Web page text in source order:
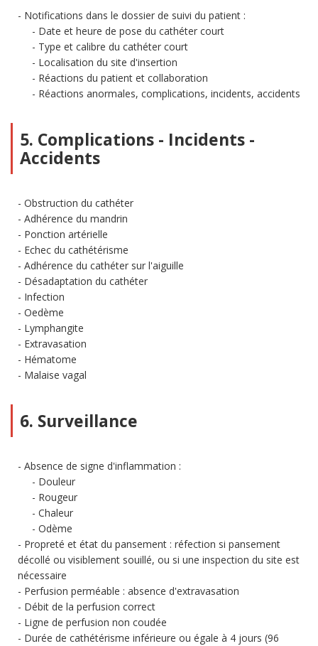
Notifications dans le dossier de suivi du patient :
Date et heure de pose du cathéter court
Type et calibre du cathéter court
Localisation du site d'insertion
Réactions du patient et collaboration
Réactions anormales, complications, incidents, accidents
5. Complications - Incidents -
Accidents
Obstruction du cathéter
Adhérence du mandrin
Ponction artérielle
Echec du cathétérisme
Adhérence du cathéter sur l'aiguille
Désadaptation du cathéter
Infection
Oedème
Lymphangite
Extravasation
Hématome
Malaise vagal
6. Surveillance
Absence de signe d'inflammation :
Douleur
Rougeur
Chaleur
Odème
Propreté et état du pansement : réfection si pansement
décollé ou visiblement souillé, ou si une inspection du site est
nécessaire
Perfusion perméable : absence d'extravasation
Débit de la perfusion correct
Ligne de perfusion non coudée
Durée de cathétérisme inférieure ou égale à 4 jours (96